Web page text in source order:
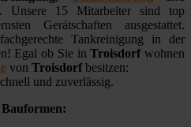
. Unsere 15 Mitarbeiter sind top
Gerätschaften ausgestattet.
Tankreinigung in der
Egal ob Sie inTroisdorfwohnen
von Troisdorfbesitzen:
und zuverlässig.